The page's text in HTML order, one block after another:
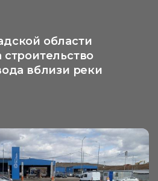
области
вблизи реки